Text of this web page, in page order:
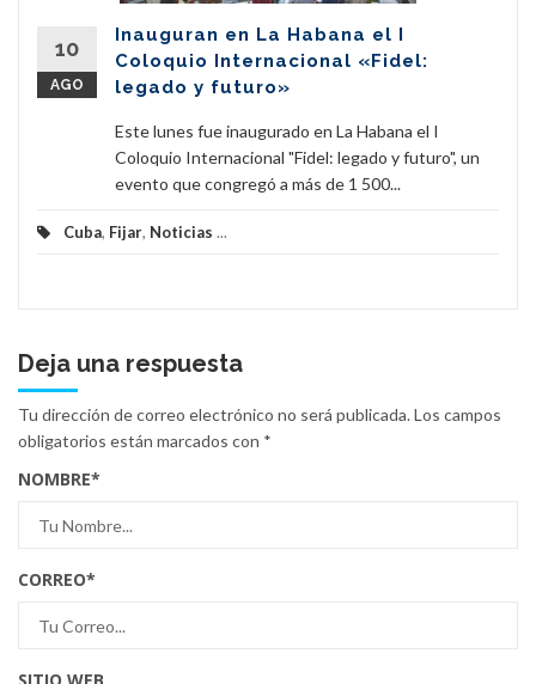
10
AGO
Inauguran en La Habana el I
Coloquio Internacional «Fidel:
legado y futuro»
Este lunes fue inaugurado en La Habana el I
Coloquio Internacional "Fidel: legado y futuro", un
evento que congregó a más de 1 500...
Cuba, Fijar, Noticias ...
Deja una respuesta
Tu dirección de correo electrónico no será publicada.Los campos
obligatorios están marcados con *
NOMBRE*
CORREO*